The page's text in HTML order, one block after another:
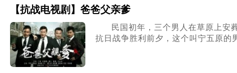
【抗战电视剧】爸爸父亲爹
民国初年，三个男人在草原上安
抗日战争胜利前夕，这个叫宁五原的